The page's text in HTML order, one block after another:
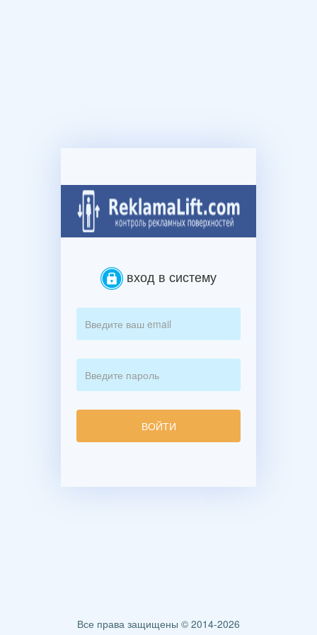
вход в систему
Все права защищены © 2014-2026